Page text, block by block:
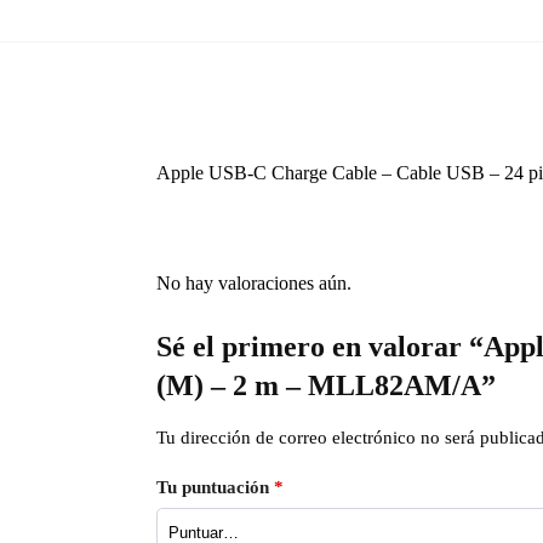
Apple USB-C Charge Cable – Cable USB – 24
No hay valoraciones aún.
Sé el primero en valorar
(M) – 2 m – MLL82AM/A”
Tu dirección de correo electrónico no será
Tu puntuación *